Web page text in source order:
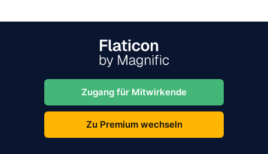
Zugang für Mitwirkende
Zu Premium wechseln